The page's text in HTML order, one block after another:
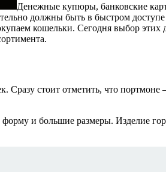
Денежные купюры, банковские
должны быть в быстром
кошельки. Сегодня выбор этих
Сразу стоит отметить, что
и большие размеры. Изделие